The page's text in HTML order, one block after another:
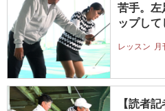
苦手。左
ップして
レッスン 月
【読者